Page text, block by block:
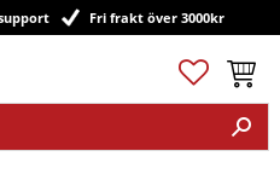
Fri frakt över 3000kr
Favoriter